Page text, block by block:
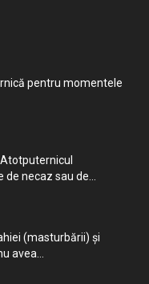
pentru momentele
de necaz sau de...
(masturbării) şi
avea...